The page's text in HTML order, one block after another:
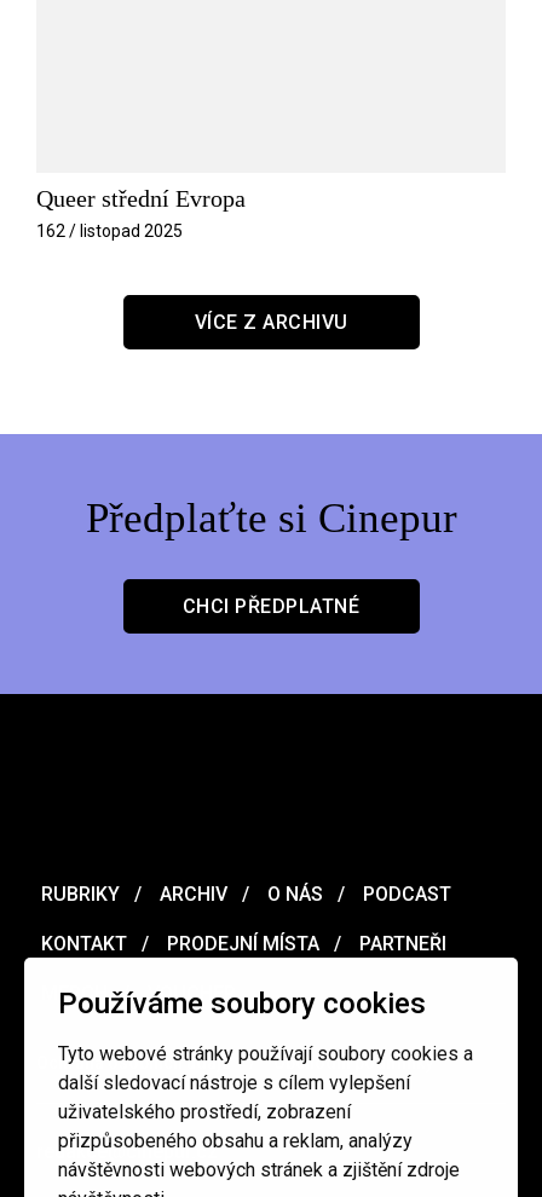
Používáme soubory cookies
Tyto webové stránky používají soubory cookies a
další sledovací nástroje s cílem vylepšení
uživatelského prostředí, zobrazení
přizpůsobeného obsahu a reklam, analýzy
návštěvnosti webových stránek a zjištění zdroje
Queer střední Evropa
162 / listopad 2025
VÍCE Z ARCHIVU
Předplaťte si Cinepur
CHCI PŘEDPLATNÉ
RUBRIKY ARCHIV O NÁS PODCAST
KONTAKT PRODEJNÍ MÍSTA PARTNEŘI
MERCH VOUCHER
Ochrana osobních údajů / Obchodní podmínky
redakce@cinepur.cz